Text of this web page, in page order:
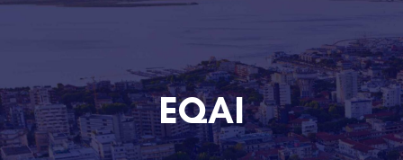
EQAI